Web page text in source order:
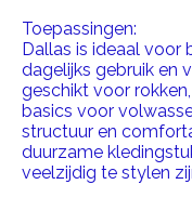
Toepassingen:
Dallas is ideaal voor
dagelijks gebruik en
geschikt voor
basics voor
structuur en
duurzame
veelzijdig te stylen